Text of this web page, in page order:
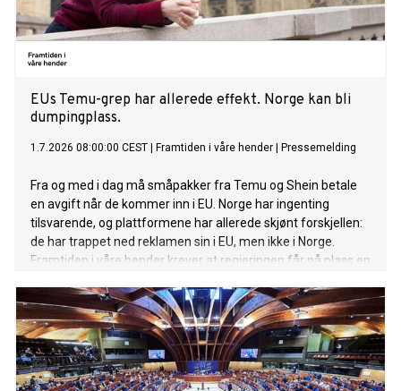
EUs Temu-grep har allerede effekt. Norge kan bli
dumpingplass.
1.7.2026 08:00:00 CEST Framtiden i våre hender Pressemelding
Fra og med i dag må småpakker fra Temu og Shein betale
en avgift når de kommer inn i EU. Norge har ingenting
tilsvarende, og plattformene har allerede skjønt forskjellen:
de har trappet ned reklamen sin i EU, men ikke i Norge.
Framtiden i våre hender krever at regjeringen får på plass en